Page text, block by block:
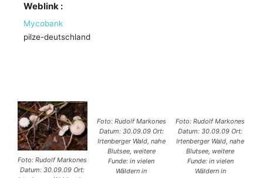
Weblink :
Mycobank
pilze-deutschland
Foto: Rudolf Markones
Datum: 30.09.09 Ort:
Foto: Rudolf Markones
Datum: 30.09.09 Ort:
Irtenberger Wald, nahe
Blutsee, weitere
Funde: in vielen
Wäldern in
Foto: Rudolf Markones
Datum: 30.09.09 Ort:
Irtenberger Wald, nahe
Blutsee, weitere
Funde: in vielen
Wäldern in